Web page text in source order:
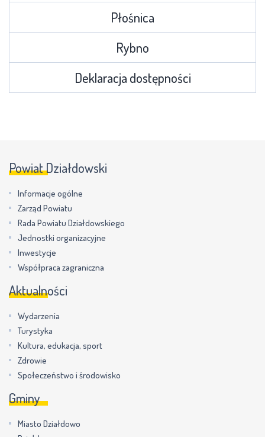
Płośnica
Rybno
Deklaracja dostępności
Powiat Działdowski
Informacje ogólne
Zarząd Powiatu
Rada Powiatu Działdowskiego
Jednostki organizacyjne
Inwestycje
Współpraca zagraniczna
Aktualności
Wydarzenia
Turystyka
Kultura, edukacja, sport
Zdrowie
Społeczeństwo i środowisko
Gminy
Miasto Działdowo